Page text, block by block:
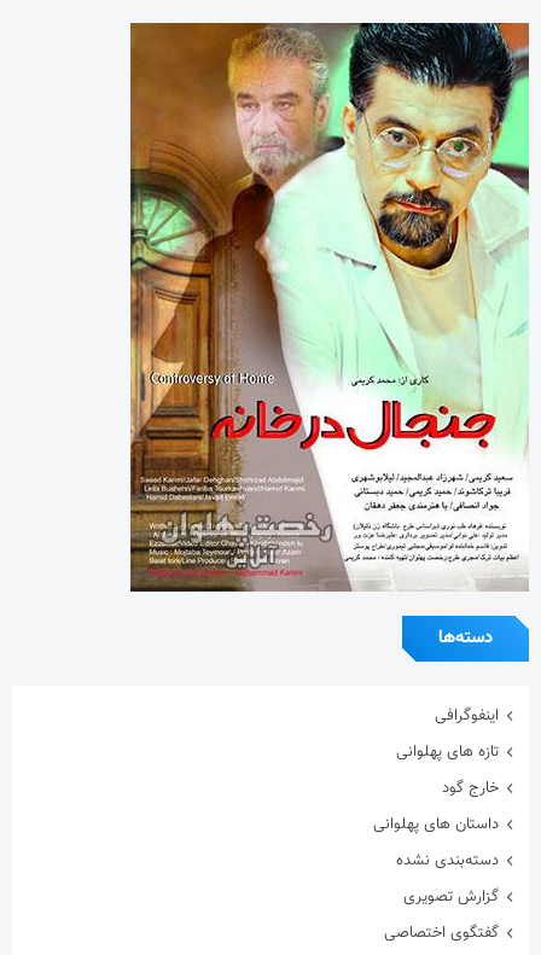
دسته‌ها
اینفوگرافی
تازه های پهلوانی
خارج گود
داستان های پهلوانی
دسته‌بندی نشده
گزارش تصویری
گفتگوی اختصاصی